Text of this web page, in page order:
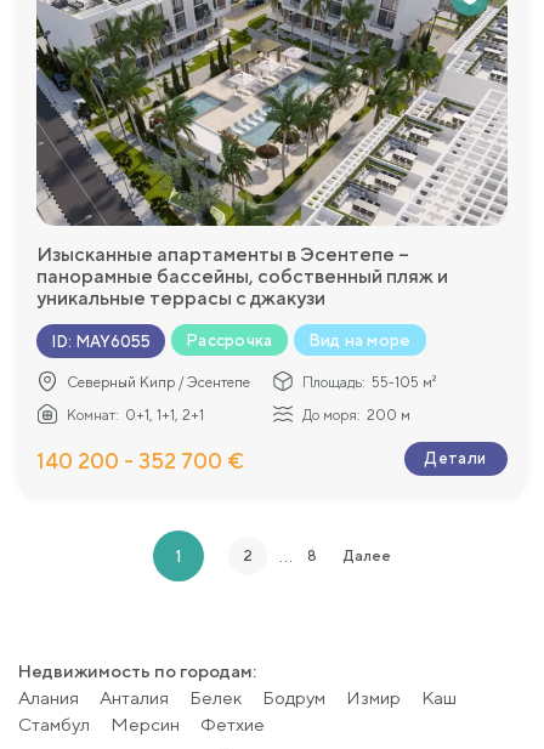
Изысканные апартаменты в Эсентепе –
панорамные бассейны, собственный пляж и
уникальные террасы с джакузи
ID: MAY6055 Рассрочка Вид на море
Северный Кипр / Эсентепе Площадь: 55-105 м²
Комнат: 0+1, 1+1, 2+1 До моря: 200 м
140 200 - 352 700 € Детали
1 2 8 Далее
Недвижимость по городам:
Алания
Анталия Белек Бодрум Измир
Каш
Стамбул
Мерсин
Фетхие